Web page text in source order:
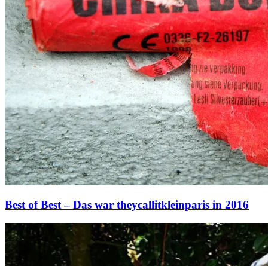
Best of Best – Das war theycallitkleinparis in 2016